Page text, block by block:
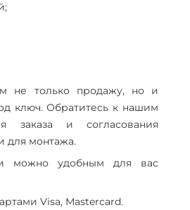
не только продажу, но и
ключ. Обратитесь к нашим
заказа и согласования
для монтажа.
можно удобным для вас
Visa, Mastercard.